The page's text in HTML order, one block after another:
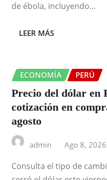
de ébola, incluyendo…
LEER MÁS
ECONOMÍA PERÚ
Precio del dólar en
cotización en
agosto
admin Ago 8, 2026
Consulta el tipo de